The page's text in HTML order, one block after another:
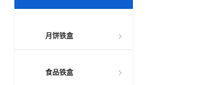
月饼铁盒
食品铁盒